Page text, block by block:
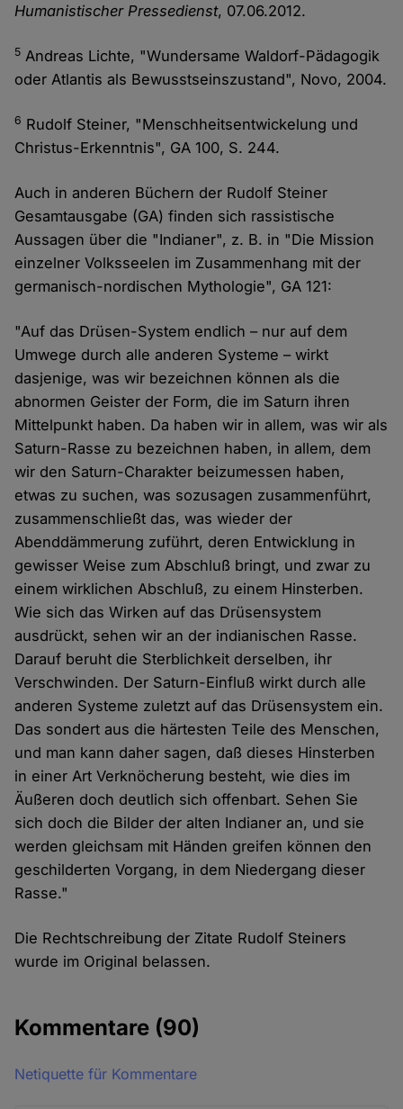
Humanistischer Pressedienst, 07.06.2012.
5 Andreas Lichte, "Wundersame Waldorf-Pädagogik
oder Atlantis als Bewusstseinszustand", Novo, 2004.
6 Rudolf Steiner, "Menschheitsentwickelung und
Christus-Erkenntnis", GA 100, S. 244.
Auch in anderen Büchern der Rudolf Steiner
Gesamtausgabe (GA) finden sich rassistische
Aussagen über die "Indianer", z. B. in "Die Mission
einzelner Volksseelen im Zusammenhang mit der
germanisch-nordischen Mythologie", GA 121:
"Auf das Drüsen-System endlich – nur auf dem
Umwege durch alle anderen Systeme – wirkt
dasjenige, was wir bezeichnen können als die
abnormen Geister der Form, die im Saturn ihren
Mittelpunkt haben. Da haben wir in allem, was wir als
Saturn-Rasse zu bezeichnen haben, in allem, dem
wir den Saturn-Charakter beizumessen haben,
etwas zu suchen, was sozusagen zusammenführt,
zusammenschließt das, was wieder der
Abenddämmerung zuführt, deren Entwicklung in
gewisser Weise zum Abschluß bringt, und zwar zu
einem wirklichen Abschluß, zu einem Hinsterben.
Wie sich das Wirken auf das Drüsensystem
ausdrückt, sehen wir an der indianischen Rasse.
Darauf beruht die Sterblichkeit derselben, ihr
Verschwinden. Der Saturn-Einfluß wirkt durch alle
anderen Systeme zuletzt auf das Drüsensystem ein.
Das sondert aus die härtesten Teile des Menschen,
und man kann daher sagen, daß dieses Hinsterben
in einer Art Verknöcherung besteht, wie dies im
Äußeren doch deutlich sich offenbart. Sehen Sie
sich doch die Bilder der alten Indianer an, und sie
werden gleichsam mit Händen greifen können den
geschilderten Vorgang, in dem Niedergang dieser
Rasse."
Die Rechtschreibung der Zitate Rudolf Steiners
wurde im Original belassen.
Kommentare (90)
Netiquette für Kommentare